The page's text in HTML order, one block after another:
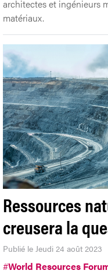
architectes et ingénieurs
matériaux.
Ressources
creusera la
Publié le Jeudi 24 août 2023
#World Resources